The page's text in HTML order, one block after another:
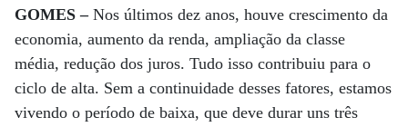
GOMES – Nos últimos dez anos, houve crescimento da
economia, aumento da renda, ampliação da classe
média, redução dos juros. Tudo isso contribuiu para o
ciclo de alta. Sem a continuidade desses fatores, estamos
vivendo o período de baixa, que deve durar uns três